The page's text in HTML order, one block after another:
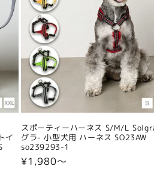
イ
スポーティーハーネス S/M/L
グラ- 小型犬用 ハーネス SO23AW
so239293-1
通
¥1,980〜